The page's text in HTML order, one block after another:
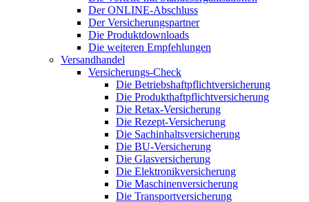
Der ONLINE-Abschluss
Der Versicherungspartner
Die Produktdownloads
Die weiteren Empfehlungen
Versandhandel
Versicherungs-Check
Die Betriebshaftpflichtversicherung
Die Produkthaftpflichtversicherung
Die Retax-Versicherung
Die Rezept-Versicherung
Die Sachinhaltsversicherung
Die BU-Versicherung
Die Glasversicherung
Die Elektronikversicherung
Die Maschinenversicherung
Die Transportversicherung